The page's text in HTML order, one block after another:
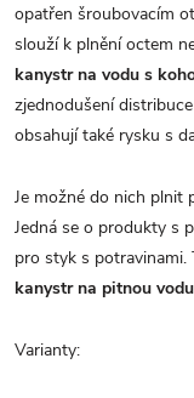
opatřen šroubovacím
slouží k plnění octem
kanystr na vodu s
zjednodušení
obsahují také rysku s
Je možné do nich plnit
Jedná se o produkty s
pro styk s potravinami.
kanystr na pitnou vodu
Varianty: